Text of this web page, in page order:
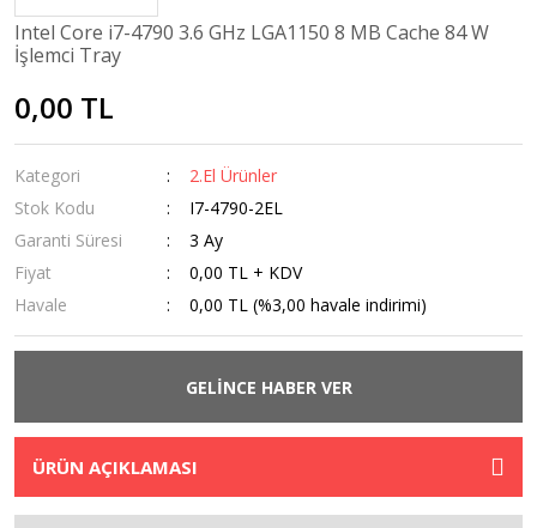
Intel Core i7-4790 3.6 GHz LGA1150 8 MB Cache 84 W
İşlemci Tray
0,00 TL
Kategori
2.El Ürünler
Stok Kodu
I7-4790-2EL
Garanti Süresi
3 Ay
Fiyat
0,00 TL + KDV
Havale
0,00 TL (%3,00 havale indirimi)
GELİNCE HABER VER
ÜRÜN AÇIKLAMASI